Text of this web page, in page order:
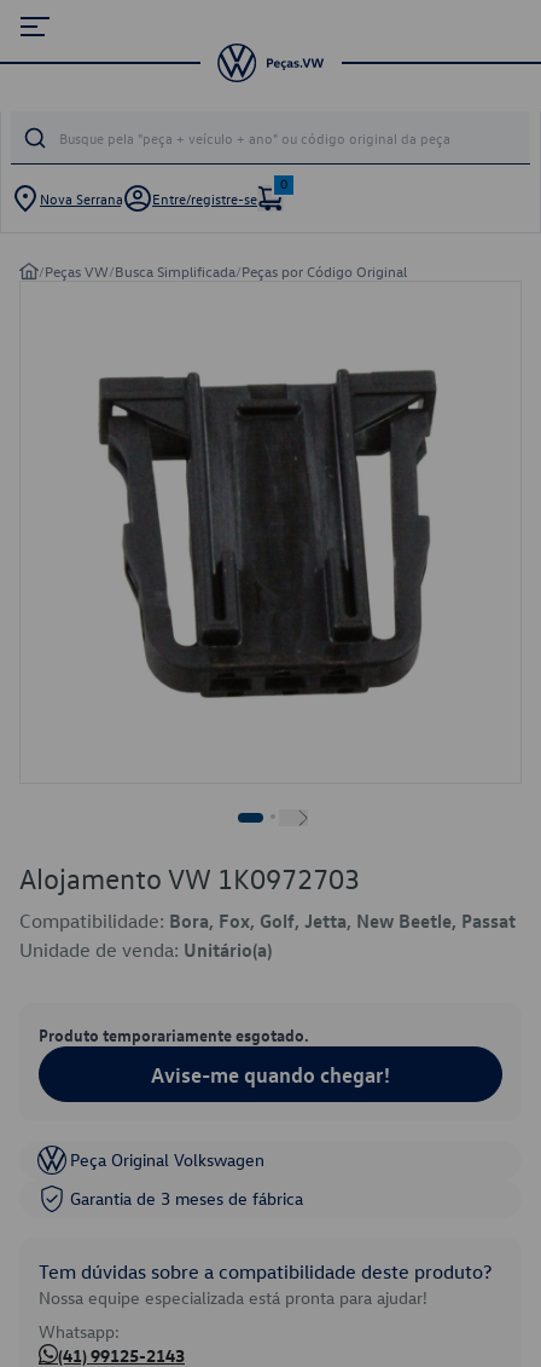
Nova Serrana Entre/registre-se
0
/Peças VW/Busca Simplificada/Peças por Código Original
Alojamento VW 1K0972703
Compatibilidade: Bora, Fox, Golf, Jetta, New Beetle, Passat
Unidade de venda: Unitário(a)
Produto temporariamente esgotado.
Avise-me quando chegar!
Peça Original Volkswagen
Garantia de 3 meses de fábrica
Tem dúvidas sobre a compatibilidade deste produto?
Nossa equipe especializada está pronta para ajudar!
Whatsapp:
(41) 99125-2143